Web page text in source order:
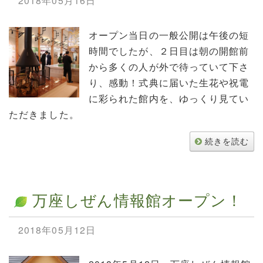
オープン当日の一般公開は午後の短
時間でしたが、２日目は朝の開館前
から多くの人が外で待っていて下さ
り、感動！式典に届いた生花や祝電
に彩られた館内を、ゆっくり見てい
ただきました。
続きを読む
万座しぜん情報館オープン！
2018年05月12日